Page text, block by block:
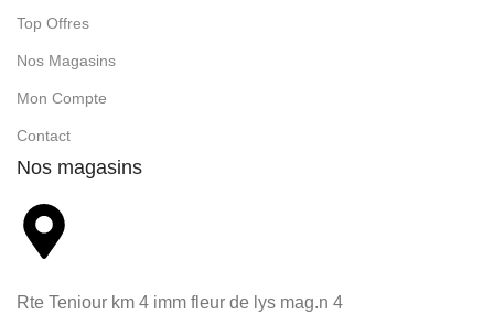
Top Offres
Nos Magasins
Mon Compte
Contact
Nos magasins
Rte Teniour km 4 imm fleur de lys mag.n 4